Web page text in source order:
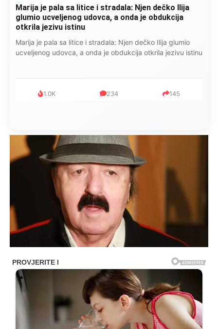
Marija je pala sa litice i stradala: Njen dečko Ilija
glumio ucveljenog udovca, a onda je obdukcija
otkrila jezivu istinu
Marija je pala sa litice i stradala: Njen dečko Ilija glumio
ucveljenog udovca, a onda je obdukcija otkrila jezivu istinu
1.0K 234 145